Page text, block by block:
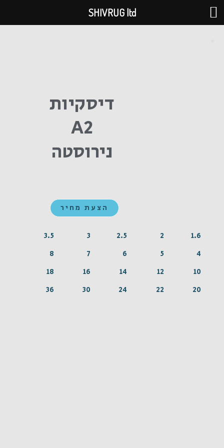
דילוג
לתוכן
דיסקיות
A2
נירוסטה
הצעת מחיר
1.6
2
2.5
3
3.5
4
5
6
7
8
10
12
14
16
18
20
22
24
30
36
SHIVRUG ltd